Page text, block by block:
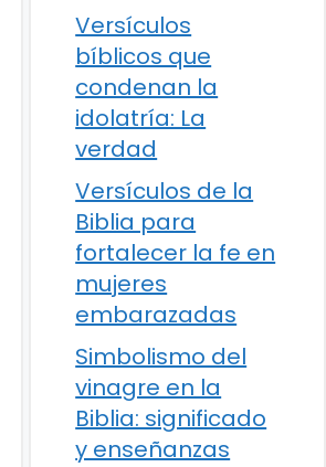
Versículos
bíblicos que
condenan la
idolatría: La
verdad
Versículos de la
Biblia para
fortalecer la fe en
mujeres
embarazadas
Simbolismo del
vinagre en la
Biblia: significado
y enseñanzas